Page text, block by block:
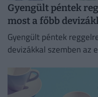
Gyengült péntek
most a főbb
Gyengült péntek
devizákkal szemben az